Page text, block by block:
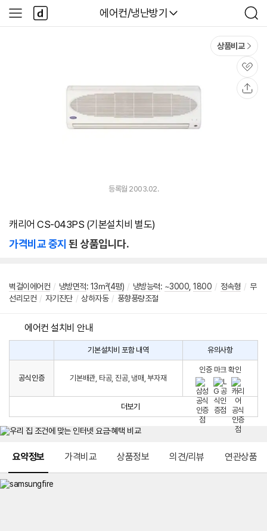
다나와
에어컨/냉난방기
검
색
사
이
다
나
와
상품비교
관
심
등록월 2003.02.
캐리어 CS-043PS (기본설치비 별도)
가격비교 중지 된 상품입니다.
벽걸이에어컨 / 냉방면적: 13㎡(4평) / 냉방능력: ~3000 1800 / 정속형 / 무
선리모컨 / 자기진단 / 상하자동 / 풍향풍량조절
에어컨 설치비 안내
구
시
생
는
치
비
컨
설
기본설치비 포함 내역 유의사항
공식인증 기본배관, 타공, 진공, 냉매, 부자재
인증 마크 확인
더보기
요약정보 가격비교 상품정보 의견/리뷰 연관상품